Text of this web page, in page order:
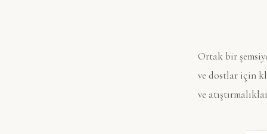
Ortak bir
ve dostlar için
ve